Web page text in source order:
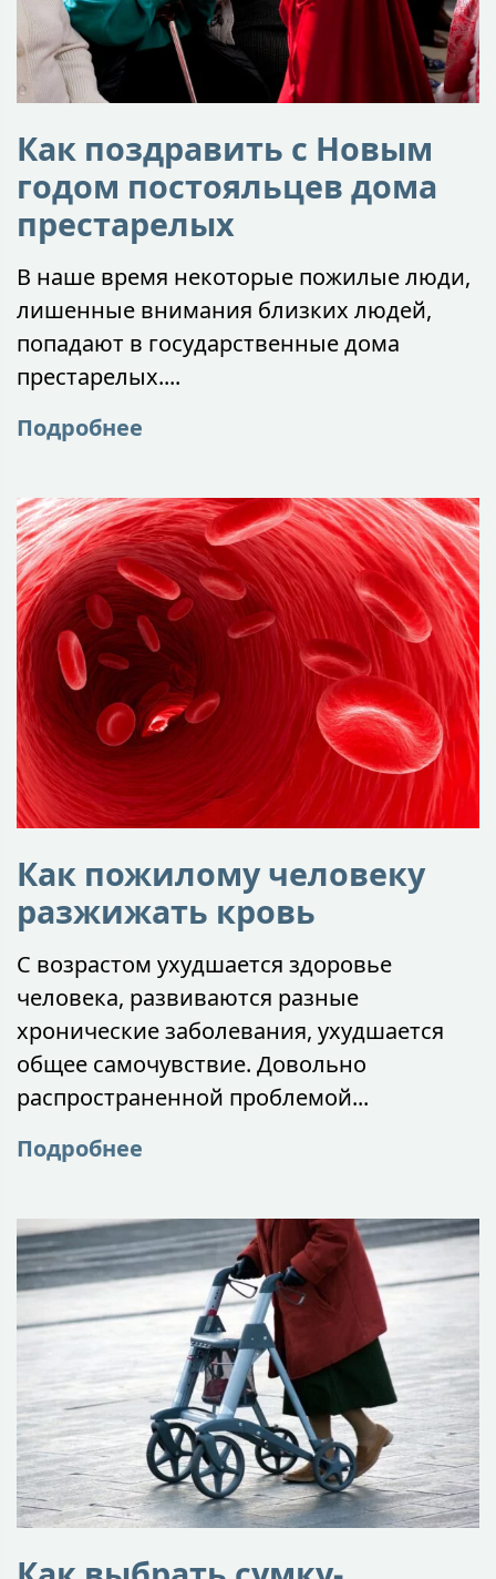
Как поздравить с Новым
годом постояльцев дома
престарелых
В наше время некоторые пожилые люди,
лишенные внимания близких людей,
попадают в государственные дома
престарелых....
Подробнее
Как пожилому человеку
разжижать кровь
С возрастом ухудшается здоровье
человека, развиваются разные
хронические заболевания, ухудшается
общее самочувствие. Довольно
распространенной проблемой...
Подробнее